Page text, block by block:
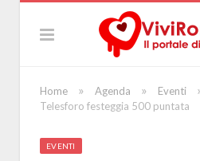
Home » Agenda » Eventi
Telesforo festeggia 500 puntata
EVENTI